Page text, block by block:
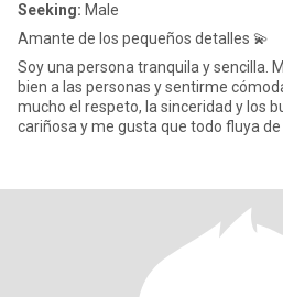
Seeking: Male
Amante de los pequeños detalles 💫
Soy una persona tranquila y sencilla.
bien a las personas y sentirme
mucho el respeto, la sinceridad y los
cariñosa y me gusta que todo fluya de